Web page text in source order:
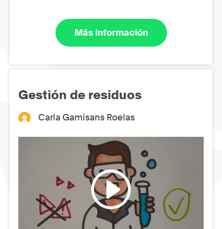
Más información
Gestión de residuos
Carla Gamisans Roelas